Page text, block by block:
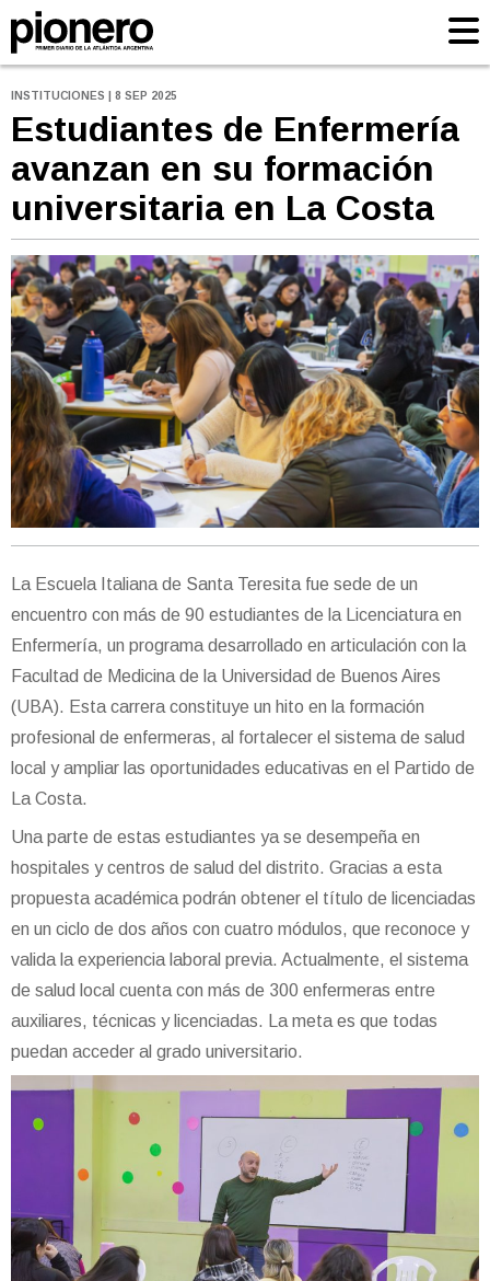
INSTITUCIONES | 8 SEP 2025
Estudiantes de Enfermería
avanzan en su formación
universitaria en La Costa
La Escuela Italiana de Santa Teresita fue sede de un
encuentro con más de 90 estudiantes de la Licenciatura en
Enfermería, un programa desarrollado en articulación con la
Facultad de Medicina de la Universidad de Buenos Aires
(UBA). Esta carrera constituye un hito en la formación
profesional de enfermeras, al fortalecer el sistema de salud
local y ampliar las oportunidades educativas en el Partido de
La Costa.
Una parte de estas estudiantes ya se desempeña en
hospitales y centros de salud del distrito. Gracias a esta
propuesta académica podrán obtener el título de licenciadas
en un ciclo de dos años con cuatro módulos, que reconoce y
valida la experiencia laboral previa. Actualmente, el sistema
de salud local cuenta con más de 300 enfermeras entre
auxiliares, técnicas y licenciadas. La meta es que todas
puedan acceder al grado universitario.